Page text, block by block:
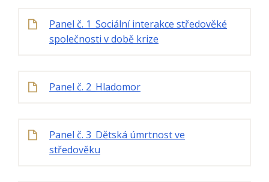
Panel č. 1_Sociální interakce středověké
společnosti v době krize
Panel č. 2_Hladomor
Panel č. 3_Dětská úmrtnost ve
středověku